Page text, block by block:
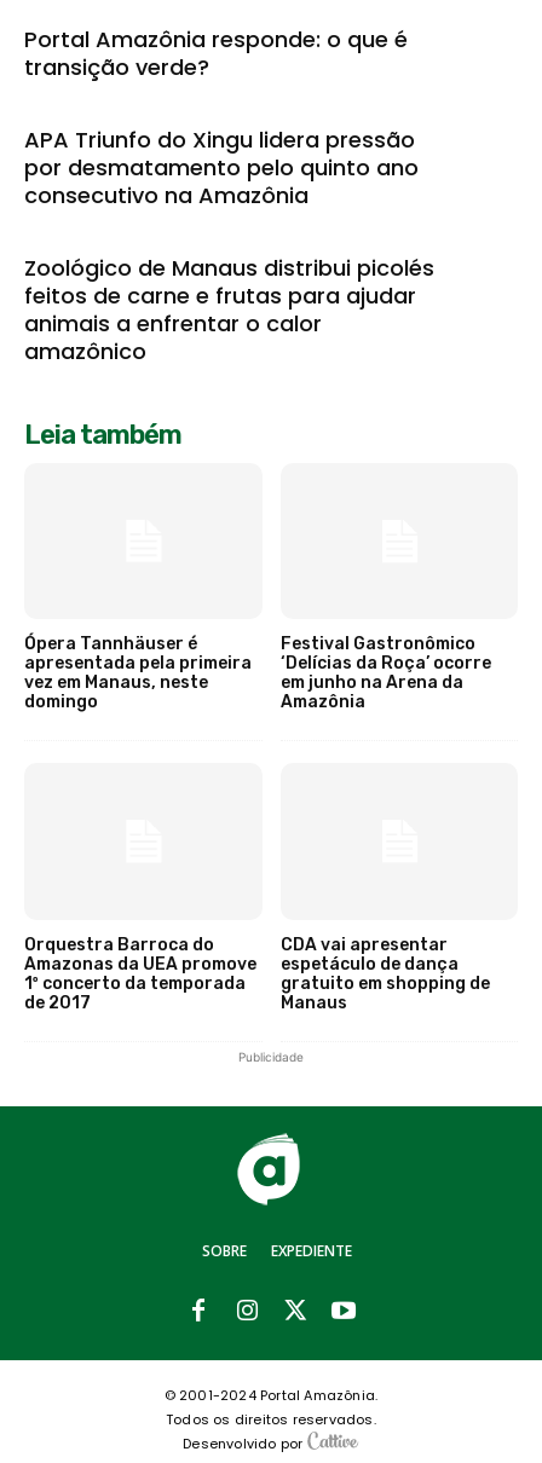
Portal Amazônia responde: o que é
transição verde?
APA Triunfo do Xingu lidera pressão
por desmatamento pelo quinto ano
consecutivo na Amazônia
Zoológico de Manaus distribui picolés
feitos de carne e frutas para ajudar
animais a enfrentar o calor
amazônico
Leia também
Ópera Tannhäuser é
apresentada pela primeira
vez em Manaus, neste
domingo
Festival Gastronômico
‘Delícias da Roça’ ocorre
em junho na Arena da
Amazônia
Orquestra Barroca do
Amazonas da UEA promove
1º concerto da temporada
de 2017
CDA vai apresentar
espetáculo de dança
gratuito em shopping de
Manaus
Publicidade
SOBRE EXPEDIENTE
© 2001-2024 Portal Amazônia.
Todos os direitos reservados.
Desenvolvido por